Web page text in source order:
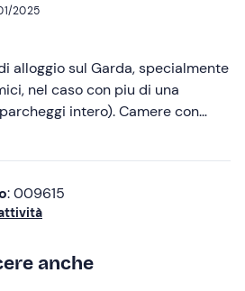
2025
alloggio sul Garda, specialmente
nel caso con piu di una
intero). Camere con
PIiccola colazione in interno
vacanza relax grazie alla
di godere di comodi lungolago e
: 009615
anche